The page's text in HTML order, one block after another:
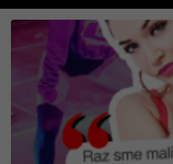
r
ó
m
s